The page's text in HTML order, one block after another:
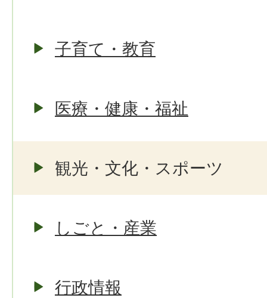
子育て・教育
医療・健康・福祉
観光・文化・スポーツ
しごと・産業
行政情報